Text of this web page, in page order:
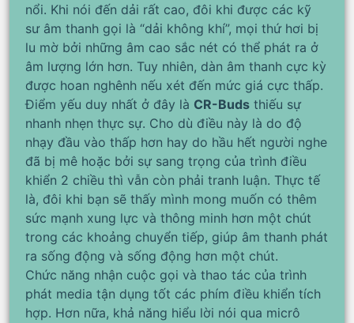
nổi. Khi nói đến dải rất cao, đôi khi được các kỹ
sư âm thanh gọi là “dải không khí”, mọi thứ hơi bị
lu mờ bởi những âm cao sắc nét có thể phát ra ở
âm lượng lớn hơn. Tuy nhiên, dàn âm thanh cực kỳ
được hoan nghênh nếu xét đến mức giá cực thấp.
Điểm yếu duy nhất ở đây là CR-Buds thiếu sự
nhanh nhẹn thực sự. Cho dù điều này là do độ
nhạy đầu vào thấp hơn hay do hầu hết người nghe
đã bị mê hoặc bởi sự sang trọng của trình điều
khiển 2 chiều thì vẫn còn phải tranh luận. Thực tế
là, đôi khi bạn sẽ thấy mình mong muốn có thêm
sức mạnh xung lực và thông minh hơn một chút
trong các khoảng chuyển tiếp, giúp âm thanh phát
ra sống động và sống động hơn một chút.
Chức năng nhận cuộc gọi và thao tác của trình
phát media tận dụng tốt các phím điều khiển tích
hợp. Hơn nữa, khả năng hiểu lời nói qua micrô